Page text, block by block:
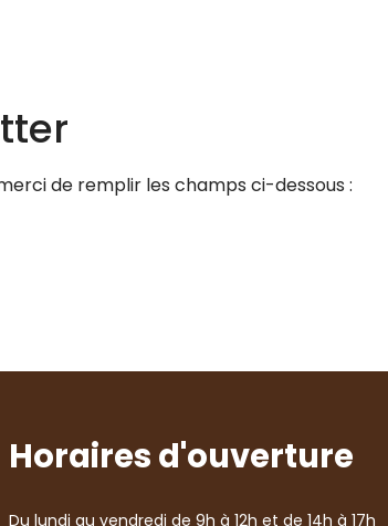
de remplir les champs ci-dessous :
Horaires d'ouverture
Du lundi au vendredi de 9h à 12h et de 14h à 17h